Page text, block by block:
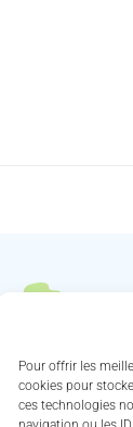
Pour offrir les
cookies pour
ces technologies